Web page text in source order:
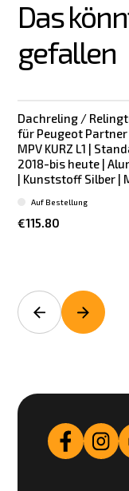
Das
gefallen
Dachreling /
für Peugeot Partner
MPV KURZ L1 |
2018-bis heute |
| Kunststoff Silber |
€115.80
Auf Bestellung